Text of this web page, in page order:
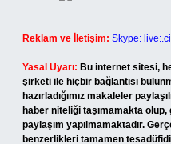
Reklam ve İletişim: Skype:
Yasal Uyarı: Bu internet sitesi,
şirketi ile hiçbir bağlantısı
hazırladığımız makaleler
haber niteliği taşımamakta
paylaşım yapılmamaktadır.
benzerlikleri tamamen